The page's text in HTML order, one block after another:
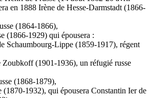
en 1888 Irène de Hesse-Darmstadt (1866-
(1864-1866),
(1866-1929) qui épousera :
Schaumbourg-Lippe (1859-1917), régent
Zoubkoff (1901-1936), un réfugié russe
(1868-1879),
(1870-1932), qui épousera Constantin Ier de